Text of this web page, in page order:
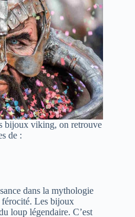
bijoux viking, on retrouve
de :
dans la mythologie
férocité. Les bijoux
loup légendaire. C’est